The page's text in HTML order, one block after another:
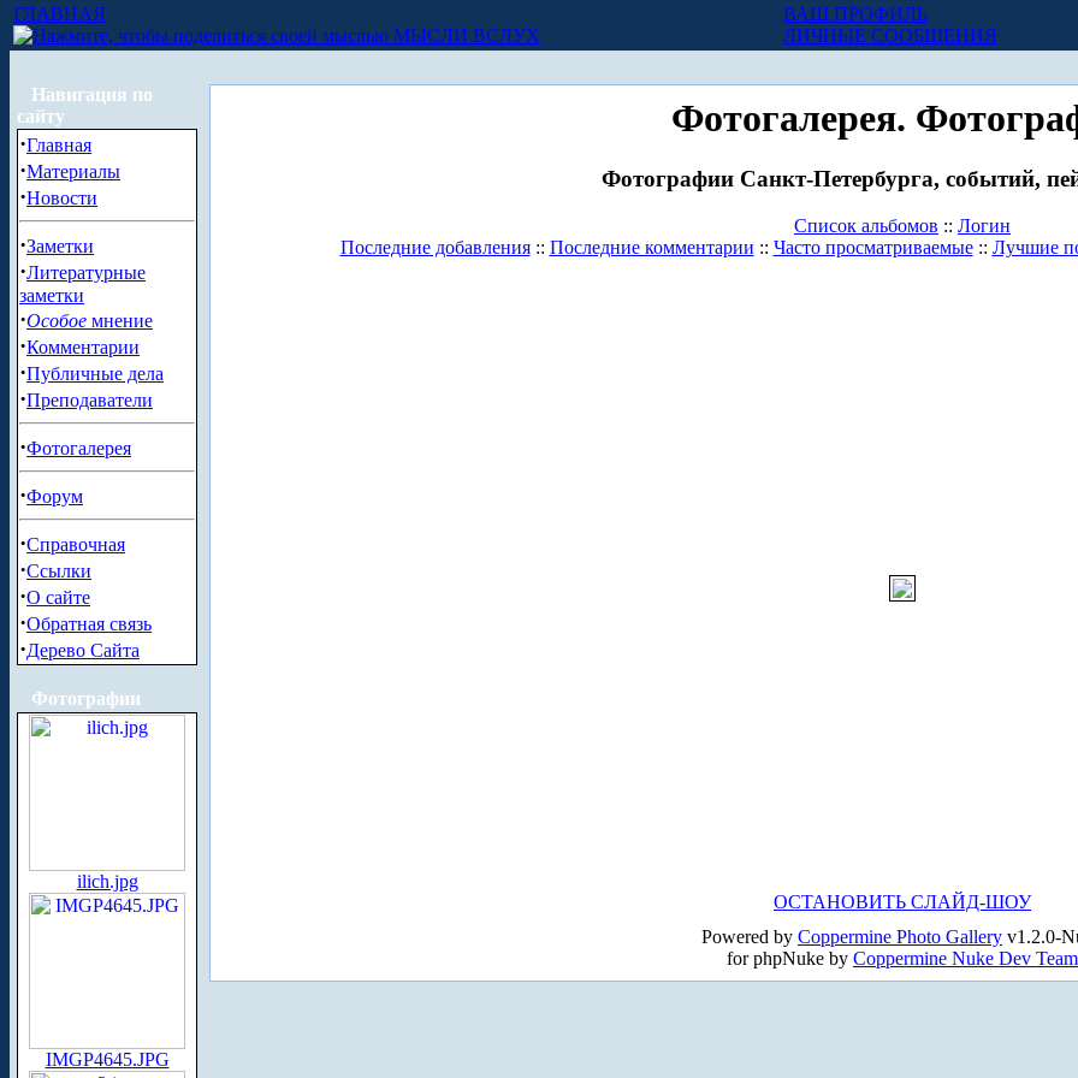
ГЛАВНАЯ
МЫСЛИ ВСЛУХ
ВАШ ПРОФИЛЬ
ЛИЧНЫЕ СООБЩЕНИЯ
Навигация по
сайту
·Главная
·Материалы
·Новости
·Заметки
·Литературные
заметки
·Особое мнение
·Комментарии
·Публичные дела
·Преподаватели
·Фотогалерея
·Форум
·Справочная
·Ссылки
·О сайте
·Обратная связь
·Дерево Сайта
Фотографии
ilich.jpg
IMGP4645.JPG
Фотогалерея.
Фотографии Санкт-Петербурга, событий,
Список альбомов :: Логин
Последние добавления:: Последние комментарии :: Часто просматриваемые:: Лучшие
ОСТАНОВИТЬ СЛАЙД-ШОУ
Powered by Coppermine Photo Gallery v1.2.0-
for phpNuke by Coppermine Nuke Dev Team